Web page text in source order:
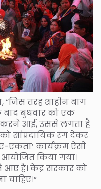
“जिस तरह शाहीन बाग
बाद बुधवार को एक
करने आई, उससे लगता है
सांप्रदायिक रंग देकर
एकता’ कार्यक्रम ऐसी
किया गया।
हैं। केंद्र सरकार को
चाहिए।”